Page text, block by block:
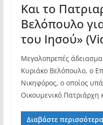
Και το
Βελόπουλο
του Ιησού»
Μεγαλοπρεπές
Κυριάκο Βελόπουλο, ο
Νικηφόρος, ο οποίος
Οικουμενικό Πατριάρχη
Διαβάστε περισσότερα